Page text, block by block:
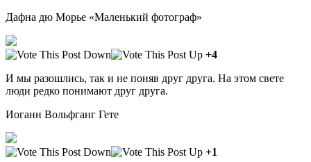
Дафна дю Морье «Маленький фотограф»
+4
И мы разошлись, так и не поняв друг друга. На этом свете
люди редко понимают друг друга.
Иоганн Вольфганг Гете
+1